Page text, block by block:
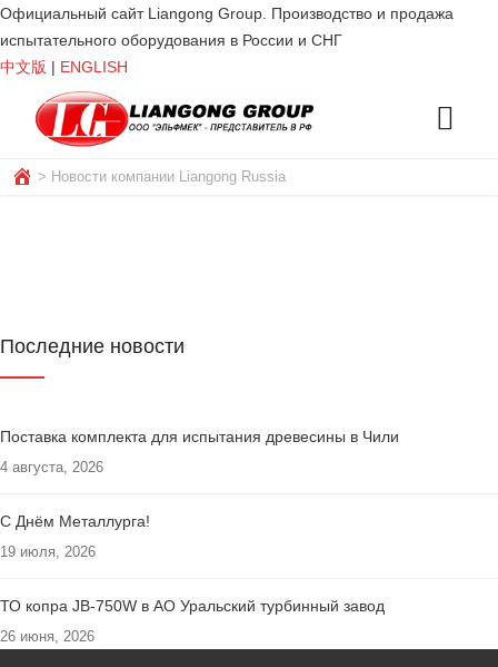
Официальный сайт Liangong Group. Производство и продажа
испытательного оборудования в России и СНГ
中文版 | ENGLISH
> Новости компании Liangong Russia
Последние новости
Поставка комплекта для испытания древесины в Чили
4 августа, 2026
С Днём Металлурга!
19 июля, 2026
ТО копра JB-750W в АО Уральский турбинный завод
26 июня, 2026